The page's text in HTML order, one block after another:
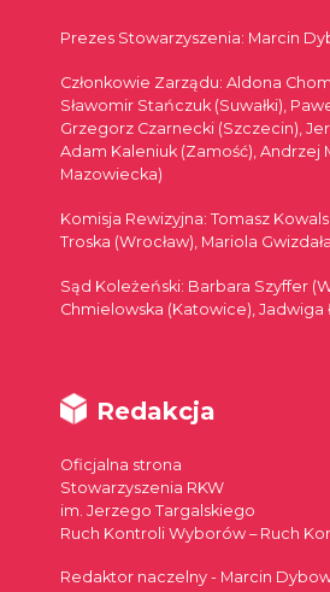
Prezes Stowarzyszenia: Marcin
Członkowie Zarządu: Aldona
Sławomir Stańczuk (Suwałki),
Grzegorz Czarnecki (Szczecin),
Adam Kaleniuk (Zamość), Andrzej
Mazowiecka)
Komisja Rewizyjna: Tomasz
Troska (Wrocław), Mariola
Sąd Koleżeński: Barbara Szyffer
Chmielowska (Katowice), Jadwiga
Redakcja
Oficjalna strona
Stowarzyszenia RKW
im. Jerzego Targalskiego
Ruch Kontroli Wyborów – Ruch
Redaktor naczelny - Marcin